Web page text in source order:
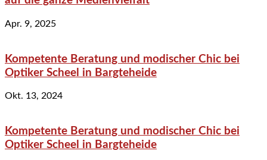
Apr. 9, 2025
Kompetente Beratung und modischer Chic bei
Optiker Scheel in Bargteheide
Okt. 13, 2024
Kompetente Beratung und modischer Chic bei
Optiker Scheel in Bargteheide